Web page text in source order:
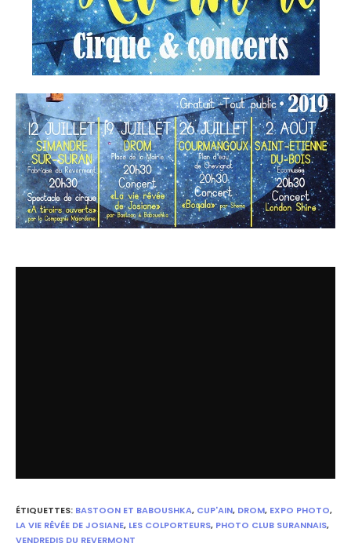
ÉTIQUETTES: BASTOON ET BABOUSHKA, CUP'AIN, DROM, EXPO PHOTO,
LA VIE RÊVÉE DE JOSIANE, LES COLPORTEURS, PHOTO CLUB SURANNAIS,
VENDREDIS DU REVERMONT